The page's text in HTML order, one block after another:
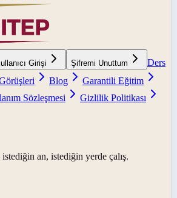
Girişi Şifremi Unuttum
Ders
Blog
Garantili Eğitim
Sözleşmesi
Gizlilik Politikası
an, istediğin yerde çalış.